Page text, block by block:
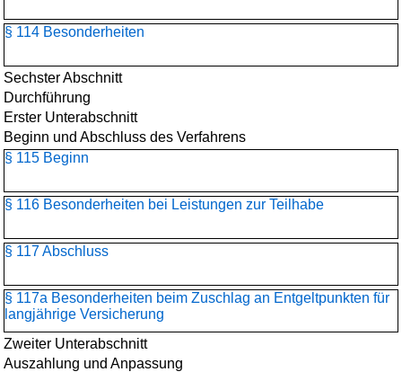
§ 114 Besonderheiten
Sechster Abschnitt
Durchführung
Erster Unterabschnitt
Beginn und Abschluss des Verfahrens
§ 115 Beginn
§ 116 Besonderheiten bei Leistungen zur Teilhabe
§ 117 Abschluss
§ 117a Besonderheiten beim Zuschlag an Entgeltpunkten für
langjährige Versicherung
Zweiter Unterabschnitt
Auszahlung und Anpassung